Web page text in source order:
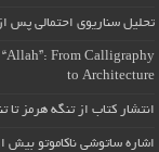
تحلیل سناریوی احتمالی پس
From Calligraphy
to Architecture
انتشار کتاب از تنگه هرمز
اشاره ساتوشی ناکاموتو